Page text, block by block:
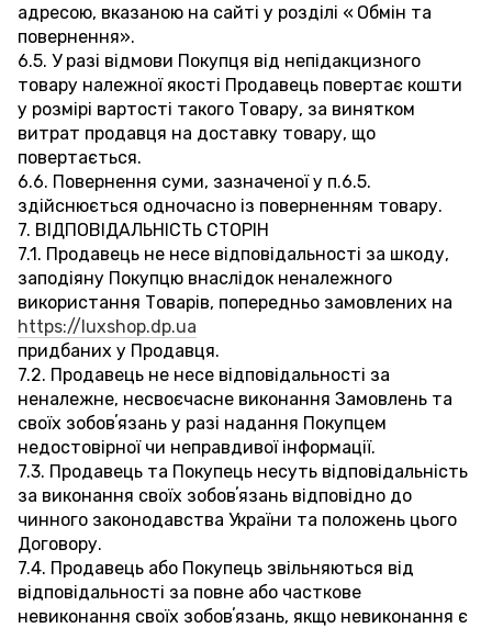
адресою, вказаною на сайті у розділі « Обмін та
повернення».
6.5. У разі відмови Покупця від непідакцизного
товару належної якості Продавець повертає кошти
у розмірі вартості такого Товару, за винятком
витрат продавця на доставку товару, що
повертається.
6.6. Повернення суми, зазначеної у п.6.5.
здійснюється одночасно із поверненням товару.
7. ВІДПОВІДАЛЬНІСТЬ СТОРІН
7.1. Продавець не несе відповідальності за шкоду,
заподіяну Покупцю внаслідок неналежного
використання Товарів, попередньо замовлених на
https://luxshop.dp.ua
придбаних у Продавця.
7.2. Продавець не несе відповідальності за
неналежне, несвоєчасне виконання Замовлень та
своїх зобовʼязань у разі надання Покупцем
недостовірної чи неправдивої інформації.
7.3. Продавець та Покупець несуть відповідальність
за виконання своїх зобовʼязань відповідно до
чинного законодавства України та положень цього
Договору.
7.4. Продавець або Покупець звільняються від
відповідальності за повне або часткове
невиконання своїх зобовʼязань, якщо невиконання є